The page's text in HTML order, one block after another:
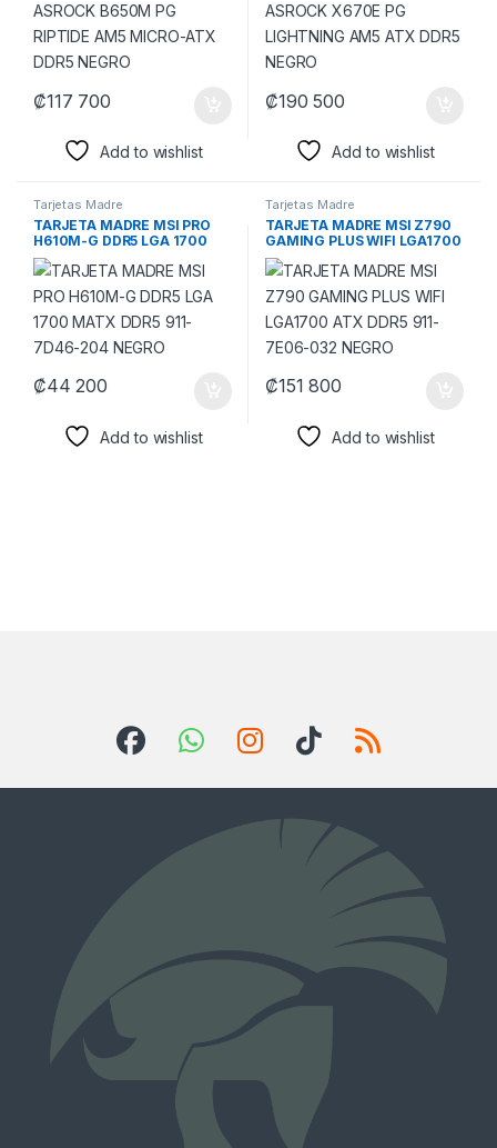
₡117 700
Add to wishlist
₡190 500
Add to wishlist
Tarjetas Madre
TARJETA MADRE MSI PRO
H610M-G DDR5 LGA 1700
MATX DDR5 911-7D46-204
NEGRO
₡44 200
Add to wishlist
Tarjetas Madre
TARJETA MADRE MSI Z790
GAMING PLUS WIFI LGA1700
ATX DDR5 911-7E06-032
NEGRO
₡151 800
Add to wishlist